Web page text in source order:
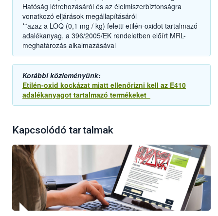
Hatóság létrehozásáról és az élelmiszerbiztonságra
vonatkozó eljárások megállapításáról
**azaz a LOQ (0,1 mg / kg) feletti etilén-oxidot tartalmazó
adalékanyag, a 396/2005/EK rendeletben előírt MRL-
meghatározás alkalmazásával
Korábbi közleményünk:
Etilén-oxid kockázat miatt ellenőrizni kell az E410
adalékanyagot tartalmazó termékeket
Kapcsolódó tartalmak